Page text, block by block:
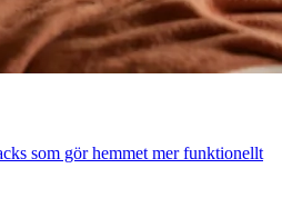
som gör hemmet mer funktionellt